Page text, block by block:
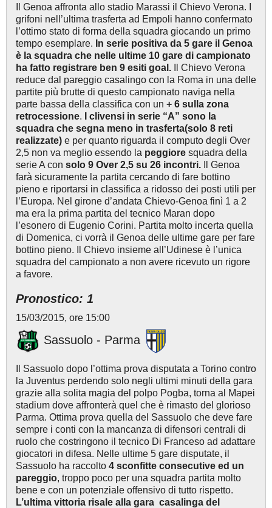
Il Genoa affronta allo stadio Marassi il Chievo Verona. I
grifoni nell’ultima trasferta ad Empoli hanno confermato
l’ottimo stato di forma della squadra giocando un primo
tempo esemplare. In serie positiva da 5 gare il Genoa
è la squadra che nelle ultime 10 gare di campionato
ha fatto registrare ben 9 esiti goal. Il Chievo Verona
reduce dal pareggio casalingo con la Roma in una delle
partite più brutte di questo campionato naviga nella
parte bassa della classifica con un + 6 sulla zona
retrocessione.
I clivensi in serie “A” sono la
squadra che segna meno in trasferta(solo 8 reti
realizzate) e per quanto riguarda il computo degli Over
2,5 non va meglio essendo la peggiore squadra della
serie A con solo 9 Over 2,5 su 26 incontri. Il Genoa
farà sicuramente la partita cercando di fare bottino
pieno e riportarsi in classifica a ridosso dei posti utili per
l’Europa. Nel girone d’andata Chievo-Genoa finì 1 a 2
ma era la prima partita del tecnico Maran dopo
l’esonero di Eugenio Corini. Partita molto incerta quella
di Domenica, ci vorrà il Genoa delle ultime gare per fare
bottino pieno. Il Chievo insieme all’Udinese è l’unica
squadra del campionato a non avere ricevuto un rigore
a favore.
Pronostico: 1
15/03/2015, ore 15:00
Sassuolo - Parma
Il Sassuolo dopo l’ottima prova disputata a Torino contro
la Juventus perdendo solo negli ultimi minuti della gara
grazie alla solita magia del polpo Pogba, torna al Mapei
stadium dove affronterà quel che è rimasto del glorioso
Parma. Ottima prova quella del Sassuolo che deve fare
sempre i conti con la mancanza di difensori centrali di
ruolo che costringono il tecnico Di Franceso ad adattare
giocatori in difesa. Nelle ultime 5 gare disputate, il
Sassuolo ha raccolto 4 sconfitte consecutive ed un
pareggio, troppo poco per una squadra partita molto
bene e con un potenziale offensivo di tutto rispetto.
L’ultima vittoria risale alla gara casalinga del